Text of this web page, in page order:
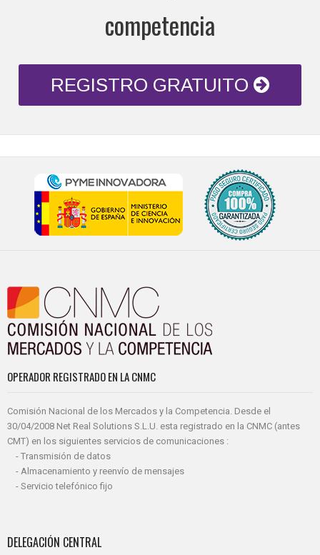
competencia
REGISTRO GRATUITO
OPERADOR REGISTRADO EN LA CNMC
Comisión Nacional de los Mercados y la Competencia. Desde el
30/04/2008 Net Real Solutions S.L.U. esta registrado en la CNMC (antes
CMT) en los siguientes servicios de comunicaciones :
- Transmisión de datos
- Almacenamiento y reenvío de mensajes
- Servicio telefónico fijo
DELEGACIÓN CENTRAL